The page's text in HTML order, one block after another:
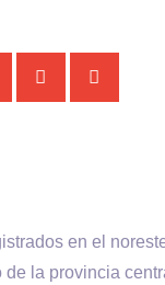
en el
la provincia